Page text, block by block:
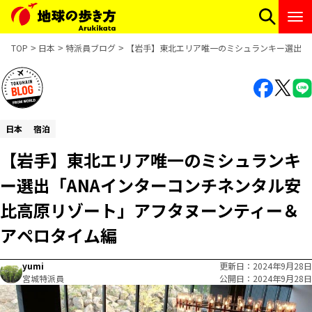
TOP 日本 特派員ブログ 【岩手】東北エリア唯一のミシュランキー選出
日本 宿泊
【岩手】東北エリア唯一のミシュランキ
ー選出「ANAインターコンチネンタル安
比高原リゾート」アフタヌーンティー＆
アペロタイム編
yumi
宮城特派員
更新日
2024年9月28日
公開日
2024年9月28日